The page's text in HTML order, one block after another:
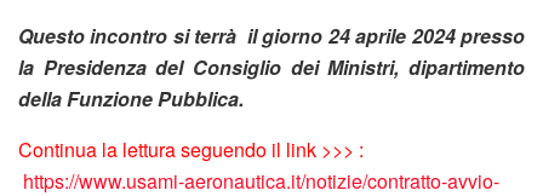
Questo incontro si terrà il giorno 24 aprile 2024 presso
la Presidenza del Consiglio dei Ministri, dipartimento
della Funzione Pubblica.
Continua la lettura seguendo il link >>> :
https://www.usami-aeronautica.it/notizie/contratto-avvio-